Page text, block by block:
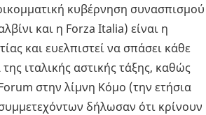
κυβέρνηση συνασπισμού
και η Forza Italia) είναι η
και ευελπιστεί να σπάσει κάθε
ιταλικής αστικής τάξης, καθώς
στην λίμνη Κόμο (την ετήσια
δήλωσαν ότι κρίνουν